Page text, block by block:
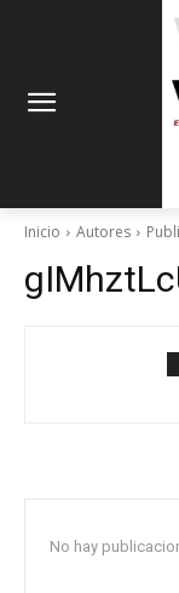
Inicio Autores
No hay